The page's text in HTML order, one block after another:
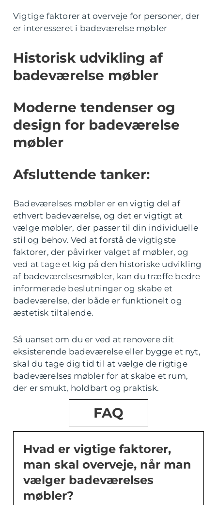
Vigtige faktorer at overveje for personer, der
er interesseret i badeværelse møbler
Historisk udvikling af
badeværelse møbler
Moderne tendenser og
design for badeværelse
møbler
Afsluttende tanker:
Badeværelses møbler er en vigtig del af
ethvert badeværelse, og det er vigtigt at
vælge møbler, der passer til din individuelle
stil og behov. Ved at forstå de vigtigste
faktorer, der påvirker valget af møbler, og
ved at tage et kig på den historiske udvikling
af badeværelsesmøbler, kan du træffe bedre
informerede beslutninger og skabe et
badeværelse, der både er funktionelt og
æstetisk tiltalende.
Så uanset om du er ved at renovere dit
eksisterende badeværelse eller bygge et nyt,
skal du tage dig tid til at vælge de rigtige
badeværelses møbler for at skabe et rum,
der er smukt, holdbart og praktisk.
FAQ
Hvad er vigtige faktorer,
man skal overveje, når man
vælger badeværelses
møbler?